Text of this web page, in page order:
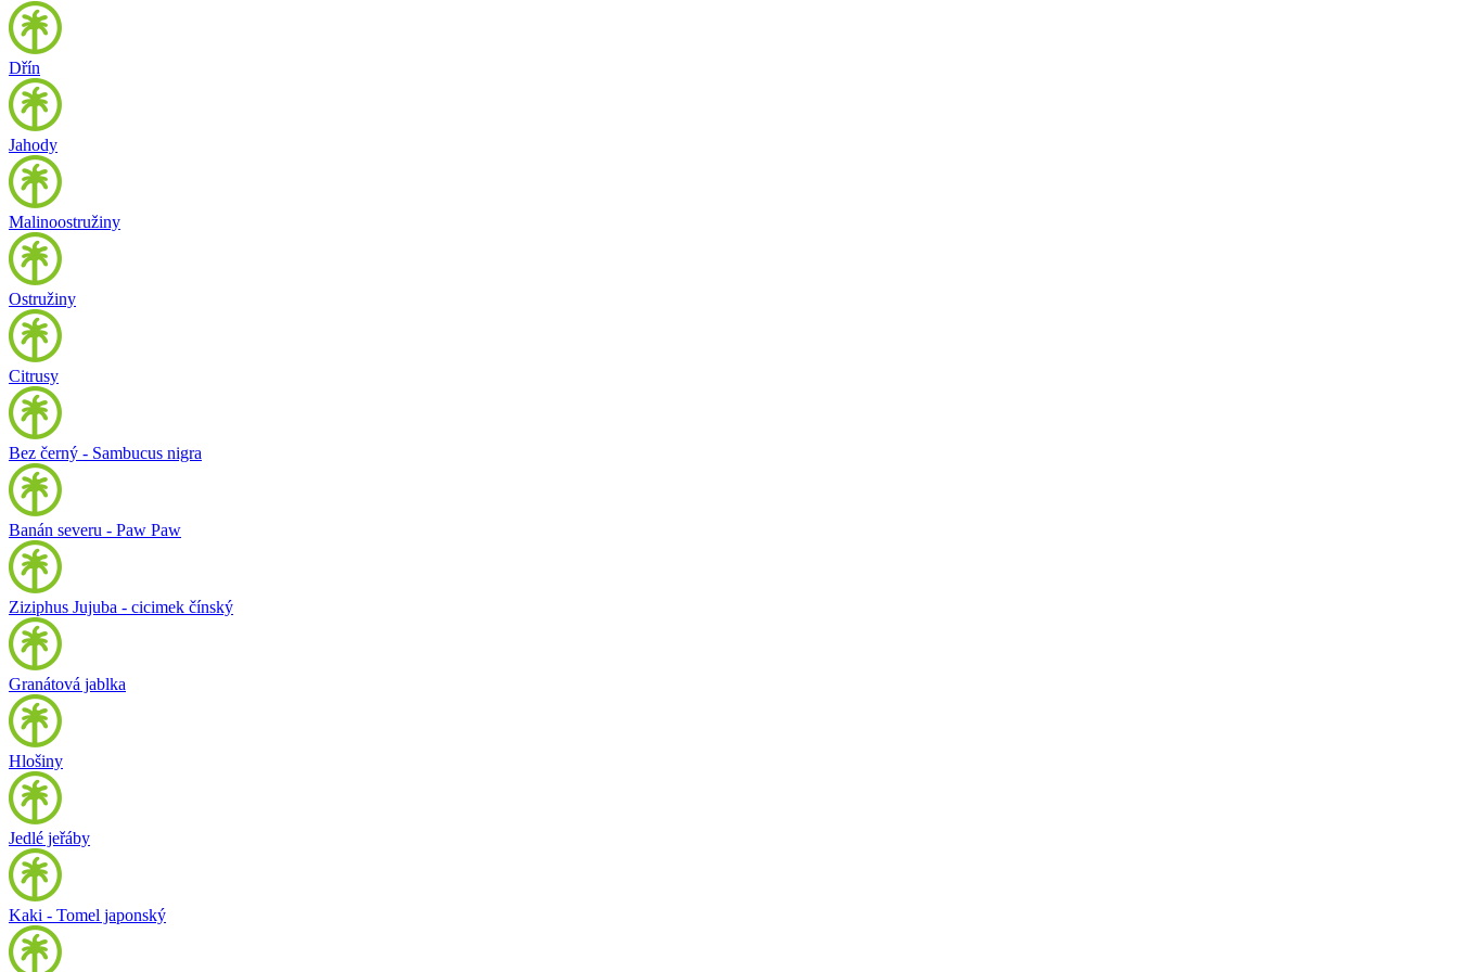
Dřín
Jahody
Malinoostružiny
Ostružiny
Citrusy
Bez černý - Sambucus nigra
Banán severu - Paw Paw
Ziziphus Jujuba - cicimek čínský
Granátová jablka
Hlošiny
Jedlé jeřáby
Kaki - Tomel japonský